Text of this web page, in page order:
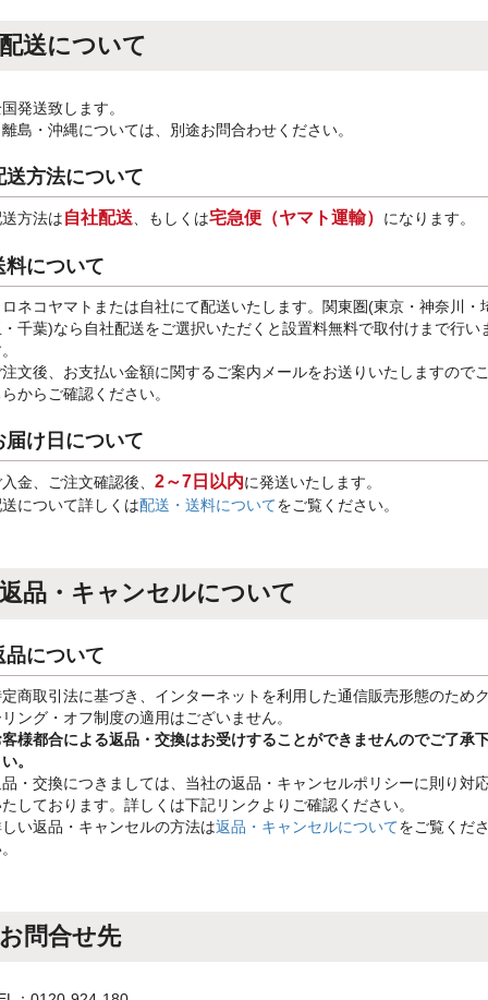
配送について
発送致します。
島・沖縄については、別途お問合わせください。
送方法について
方法は自社配送、もしくは宅急便（ヤマト運輸） になります。
料について
ネコヤマトまたは自社にて配送いたします。関東圏(東京・神奈川・
千葉)なら自社配送をご選択いただくと設置料無料で取付けまで行い
文後、お支払い金額に関するご案内メールをお送りいたしますので
からご確認ください。
届け日について
金、ご注文確認後、 2～7日以内に発送いたします。
について詳しくは配送・送料についてをご覧ください。
返品・キャンセルについて
品について
商取引法に基づき、インターネットを利用した通信販売形態のため
ング・オフ制度の適用はございません。
様都合による返品・交換はお受けすることができませんのでご了承
。
・交換につきましては、当社の返品・キャンセルポリシーに則り対
しております。詳しくは下記リンクよりご確認ください。
い返品・キャンセルの方法は返品・キャンセルについてをご覧くだ
お問合せ先